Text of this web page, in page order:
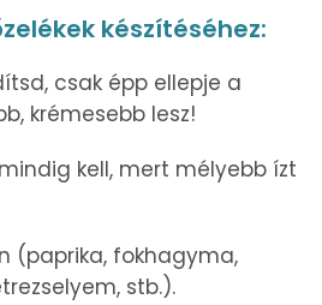
készítéséhez:
csak épp ellepje a
krémesebb lesz!
kell, mert mélyebb ízt
(paprika, fokhagyma,
stb.).